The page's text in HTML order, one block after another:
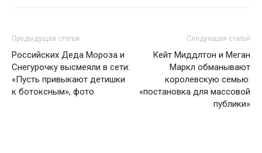
Предыдущая статья
Российских Деда Мороза и
Снегурочку высмеяли в сети:
«Пусть привыкают детишки
к ботоксным», фото
Следующая статья
Кейт Миддлтон и Меган
Маркл обманывают
королевскую семью:
«постановка для массовой
публики»